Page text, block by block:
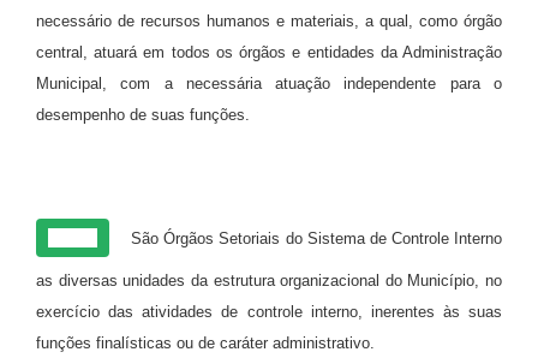
necessário de recursos humanos e materiais, a qual, como órgão
central, atuará em todos os órgãos e entidades da Administração
Municipal, com a necessária atuação independente para o
desempenho de suas funções.
São Órgãos Setoriais do Sistema de Controle Interno
as diversas unidades da estrutura organizacional do Município, no
exercício das atividades de controle interno, inerentes às suas
funções finalísticas ou de caráter administrativo.